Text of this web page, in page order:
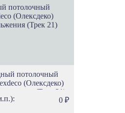
потолочный
(Олексдеко)
(Трек 21)
0 ₽